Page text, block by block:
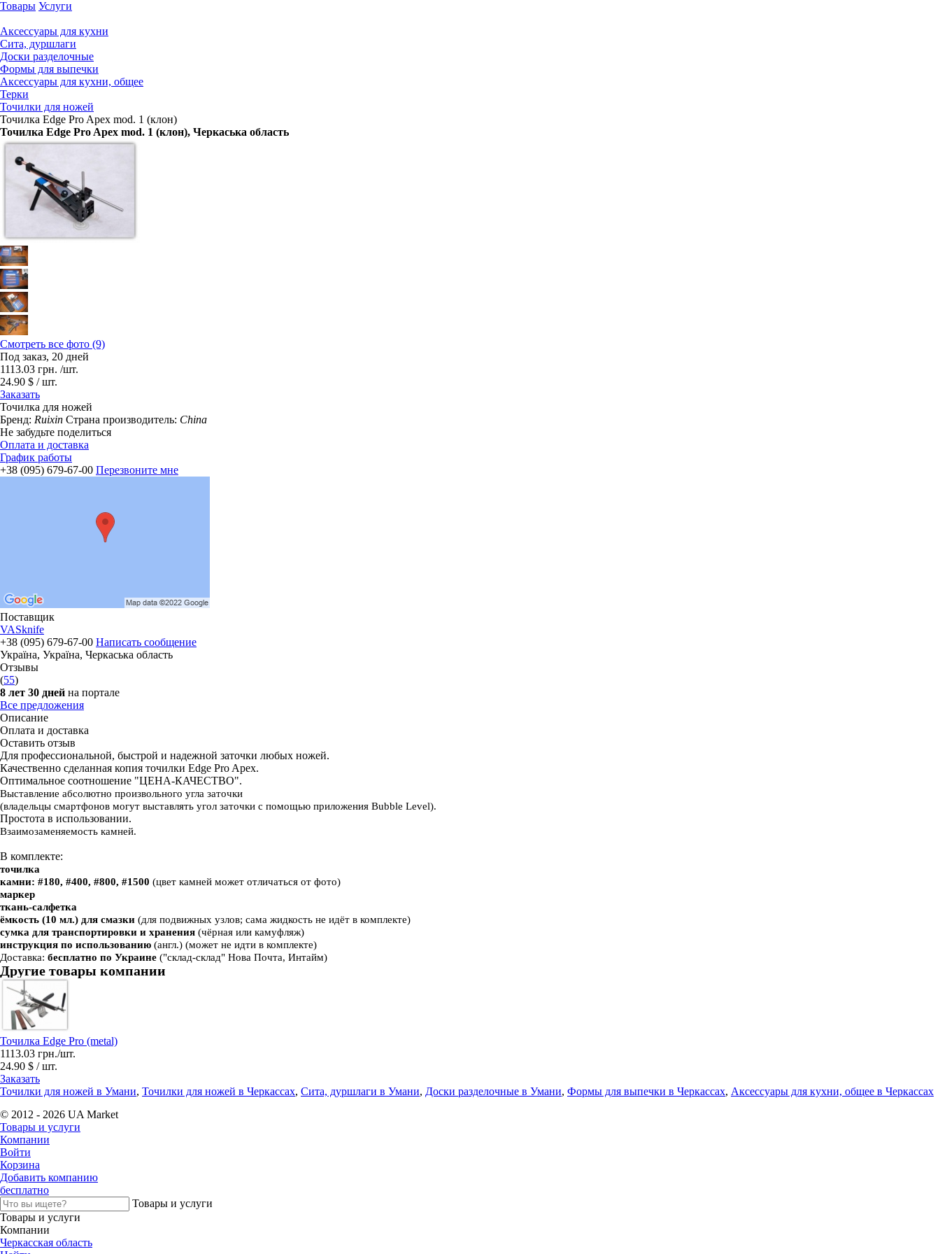
Товары Услуги
Аксессуары для кухни
Сита, дуршлаги
Доски разделочные
Формы для выпечки
Аксессуары для кухни, общее
Терки
Точилки для ножей
Точилка Edge Pro Apex mod. 1 (клон)
Точилка Edge Pro Apex mod. 1 (клон), Черкаська область
Смотреть все фото (9)
Под заказ, 20 дней
1113.03 грн. /шт.
24.90 $ / шт.
Заказать
Точилка для ножей
Бренд: Ruixin Страна производитель: China
Не забудьте поделиться
Оплата и доставка
График работы
+38 (095) 679-67-00 Перезвоните мне
Поставщик
VASknife
+38 (095) 679-67-00 Написать сообщение
Україна, Україна, Черкаська область
Отзывы
(55)
8 лет 30 дней на портале
Все предложения
Описание
Оплата и доставка
Оставить отзыв
Для профессиональной, быстрой и надежной заточки любых ножей.
Качественно сделанная копия точилки Edge Pro Apex.
Оптимальное соотношение "ЦЕНА-КАЧЕСТВО".
Выставление абсолютно произвольного угла заточки
(владельцы смартфонов могут выставлять угол заточки с помощью приложения Bubble Level).
Простота в использовании.
Взаимозаменяемость камней.
В комплекте:
точилка
камни: #180, #400, #800, #1500 (цвет камней может отличаться от фото)
маркер
ткань-салфетка
ёмкость (10 мл.) для смазки (для подвижных узлов; сама жидкость не идёт в комплекте)
сумка для транспортировки и хранения (чёрная или камуфляж)
инструкция по использованию (англ.) (может не идти в комплекте)
Доставка: бесплатно по Украине ("склад-склад" Нова Почта, Интайм)
Другие товары компании
Точилка Edge Pro (metal)
1113.03 грн./шт.
24.90 $ / шт.
Заказать
Точилки для ножей в Умани, Точилки для ножей в Черкассах, Сита, дуршлаги в Умани, Доски разделочные в Умани, Формы для выпечки в Черкассах, Аксессуары для кухни, общее в Черкассах
© 2012 - 2026 UA Market
Товары и услуги
Компании
Войти
Корзина
Добавить компанию
бесплатно
Товары и услуги
Товары и услуги
Компании
Черкасская область